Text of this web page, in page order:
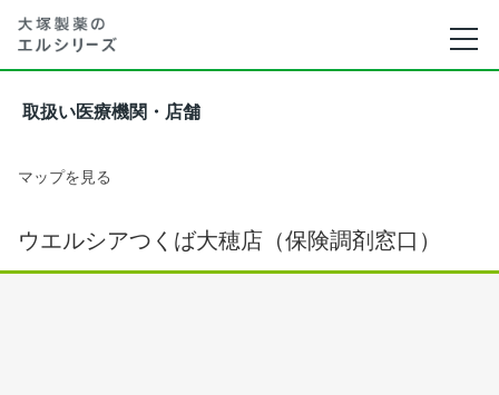
取扱い医療機関・店舗
マップを見る
ウエルシアつくば大穂店（保険調剤窓口）